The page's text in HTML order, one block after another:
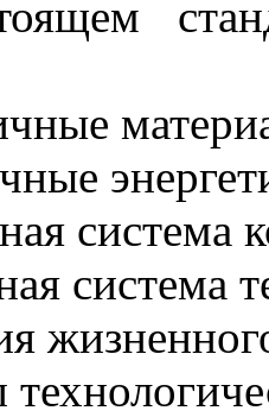
система
система